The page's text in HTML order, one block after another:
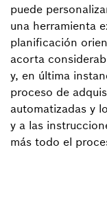
puede
una herramienta
planificación
acorta
y, en última
proceso de
automatizadas y
y a las
más todo el